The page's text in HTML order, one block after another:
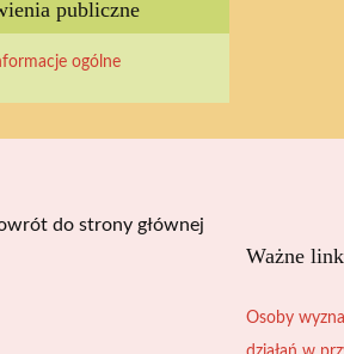
publiczne
ogólne
Ważne
Osoby